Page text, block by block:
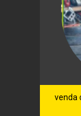
venda